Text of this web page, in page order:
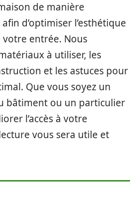
de manière
d’optimiser l’esthétique
entrée. Nous
à utiliser, les
et les astuces pour
Que vous soyez un
bâtiment ou un particulier
l’accès à votre
vous sera utile et